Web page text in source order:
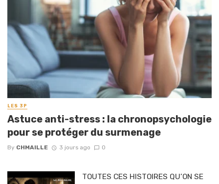
LES 3P
Astuce anti-stress : la chronopsychologie
pour se protéger du surmenage
By CHMAILLE 3 jours ago 0
TOUTES CES HISTOIRES QU’ON SE